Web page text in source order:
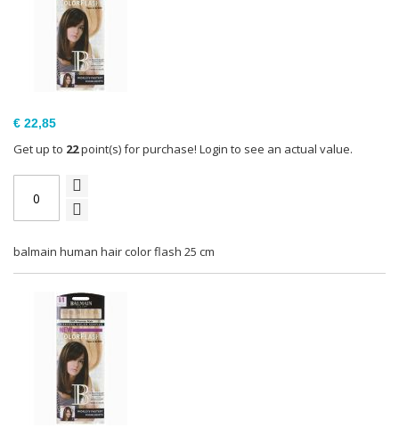
balmain human hair color flash 25 cm
€ 22,85
Get up to 22point(s) for purchase! Login to see an actual value.